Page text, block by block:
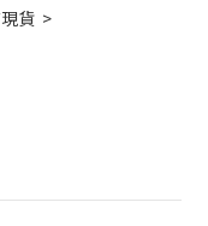
貨  >